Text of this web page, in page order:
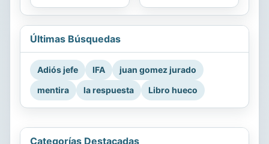
Últimas Búsquedas
Adiós jefe IFA
juan gomez jurado
mentira
la respuesta Libro hueco
Categorías Destacadas